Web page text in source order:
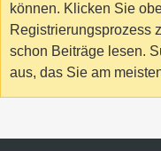
können. Klicken Sie
Registrierungsprozess
schon Beiträge lesen.
aus, das Sie am